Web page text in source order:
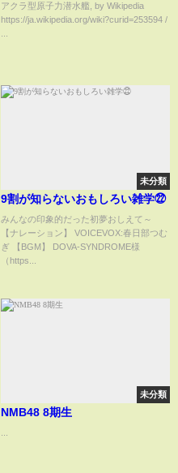
アクラ型原子力潜水艦, by Wikipedia
https://ja.wikipedia.org/wiki?curid=253594 /
未分類
9割が知らないおもしろい雑学㉒
みんなの印象的だった初夢おしえて～
【ナレーション】 VOICEVOX:春日部つむ
ぎ 【BGM】 DOVA-SYNDROME様
（https...
未分類
NMB48 8期生